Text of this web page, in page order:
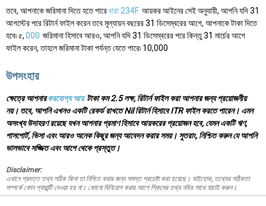
তবে, আপনাকে জরিমানা দিতে হতে পারেধারা 234F আয়কর আইনের সেই অনুযায়ী, আপনি যদি 31
আগস্টের পরে রিটার্ন ফাইল করেন তবে মূল্যায়ন বছরের 31 ডিসেম্বরের আগে, আপনাকে টাকা দিতে
হবে৷ ৫,000 জরিমানা হিসাবে আরও, আপনি যদি 31 ডিসেম্বরের পরে কিন্তু 31 মার্চের আগে
ফাইল করেন, তাহলে জরিমানা টাকা পর্যন্ত যেতে পারে৷ 10,000
উপসংহার
ক্ষেত্রে আপনারকরযোগ্য আয়টাকা কম 2.5 লক্ষ, রিটার্ন ফাইল করা আপনার জন্য প্রয়োজনীয়
নয়। তবে, আপনি এখনও একটি রেকর্ড রাখতে Nil রিটার্ন হিসাবে ITR ফাইল করতে পারেন। এমন
অসংখ্য উদাহরণ রয়েছে যখন আপনার প্রমাণ হিসাবে আয়করের প্রয়োজন হবে, যেমন একটি ঋণ,
পাসপোর্ট, ভিসা এবং আরও অনেক কিছুর জন্য আবেদন করার সময়। সুতরাং, নিশ্চিত করুন যে আপনি
ভালভাবে সজ্জিত এবং আগে থেকে প্রস্তুত।
Disclaimer:
এখানে প্রদত্ত তথ্য সঠিক কিনা তা নিশ্চিত করার জন্য সমস্ত প্রচেষ্টা করা হয়েছে। যাইহোক, তথ্যের সঠিকতা
সম্পর্কে কোন গ্যারান্টি দেওয়া হয় না। কোনো বিনিয়োগ করার আগে স্কিমের তথ্য নথির সাথে যাচাই করুন।